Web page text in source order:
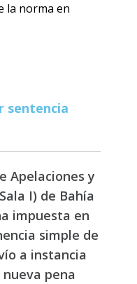
la norma en
sentencia
Apelaciones y
I) de Bahía
impuesta en
simple de
a instancia
pena